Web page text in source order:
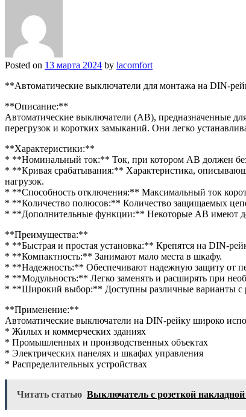
Posted on 13 марта 2024 by lacomfort
**Автоматические выключатели для монтажа на DIN-
**Описание:**
Автоматические выключатели (АВ), предназначенные
перегрузок и коротких замыканий. Они легко
**Характеристики:**
* **Номинальный ток:** Ток, при котором АВ должен
* **Кривая срабатывания:** Характеристика,
нагрузок.
* **Способность отключения:** Максимальный ток
* **Количество полюсов:** Количество защищаемых
* **Дополнительные функции:** Некоторые АВ имеют
**Преимущества:**
* **Быстрая и простая установка:** Крепятся на DIN-
* **Компактность:** Занимают мало места в шкафу.
* **Надежность:** Обеспечивают надежную защиту от
* **Модульность:** Легко заменять и расширять при
* **Широкий выбор:** Доступны различные варианты с
**Применение:**
Автоматические выключатели на DIN-рейку широко
* Жилых и коммерческих зданиях
* Промышленных и производственных объектах
* Электрических панелях и шкафах управления
* Распределительных устройствах
Читать статью Выключатель с розеткой